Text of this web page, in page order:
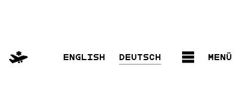
English Deutsch Menü